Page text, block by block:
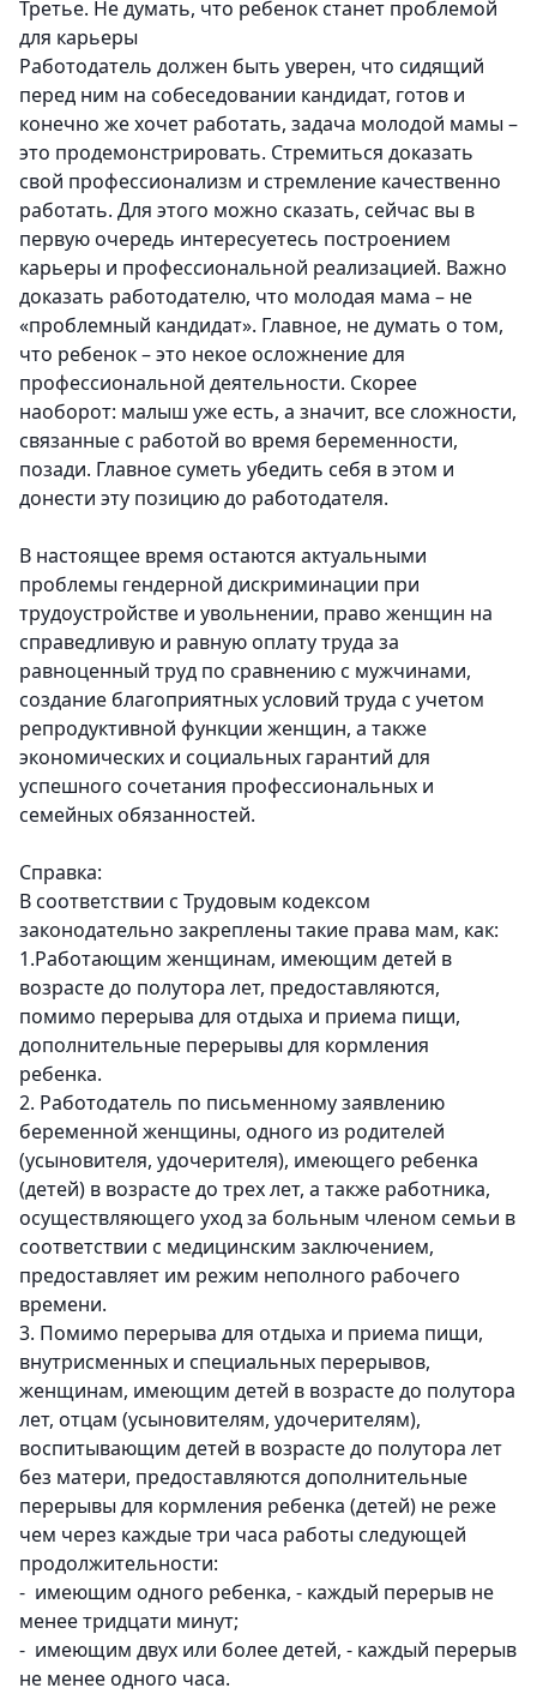
Третье. Не думать, что ребенок станет проблемой
для карьеры
Работодатель должен быть уверен, что сидящий
перед ним на собеседовании кандидат, готов и
конечно же хочет работать, задача молодой мамы –
это продемонстрировать. Стремиться доказать
свой профессионализм и стремление качественно
работать. Для этого можно сказать, сейчас вы в
первую очередь интересуетесь построением
карьеры и профессиональной реализацией. Важно
доказать работодателю, что молодая мама – не
«проблемный кандидат». Главное, не думать о том,
что ребенок – это некое осложнение для
профессиональной деятельности. Скорее
наоборот: малыш уже есть, а значит, все сложности,
связанные с работой во время беременности,
позади. Главное суметь убедить себя в этом и
донести эту позицию до работодателя.
В настоящее время остаются актуальными
проблемы гендерной дискриминации при
трудоустройстве и увольнении, право женщин на
справедливую и равную оплату труда за
равноценный труд по сравнению с мужчинами,
создание благоприятных условий труда с учетом
репродуктивной функции женщин, а также
экономических и социальных гарантий для
успешного сочетания профессиональных и
семейных обязанностей.
Справка:
В соответствии с Трудовым кодексом
законодательно закреплены такие права мам, как:
1.Работающим женщинам, имеющим детей в
возрасте до полутора лет, предоставляются,
помимо перерыва для отдыха и приема пищи,
дополнительные перерывы для кормления
ребенка.
2. Работодатель по письменному заявлению
беременной женщины, одного из родителей
(усыновителя, удочерителя), имеющего ребенка
(детей) в возрасте до трех лет, а также работника,
осуществляющего уход за больным членом семьи в
соответствии с медицинским заключением,
предоставляет им режим неполного рабочего
времени.
3. Помимо перерыва для отдыха и приема пищи,
внутрисменных и специальных перерывов,
женщинам, имеющим детей в возрасте до полутора
лет, отцам (усыновителям, удочерителям),
воспитывающим детей в возрасте до полутора лет
без матери, предоставляются дополнительные
перерывы для кормления ребенка (детей) не реже
чем через каждые три часа работы следующей
продолжительности:
- имеющим одного ребенка, - каждый перерыв не
менее тридцати минут;
- имеющим двух или более детей, - каждый перерыв
не менее одного часа.